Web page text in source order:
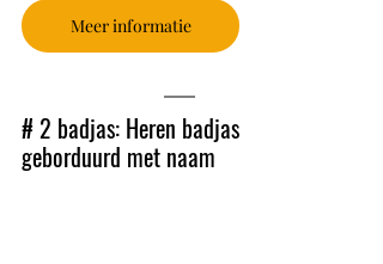
Meer informatie
# 2 badjas: Heren badjas
geborduurd met naam